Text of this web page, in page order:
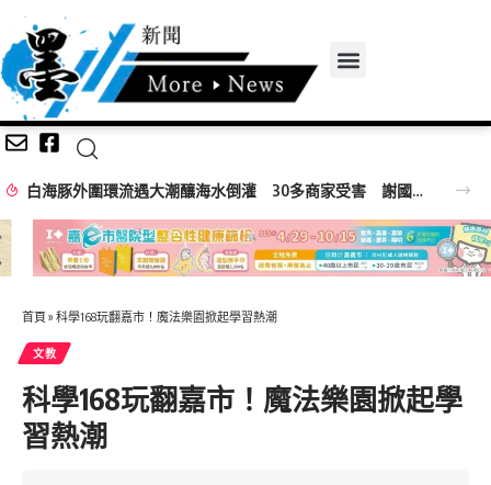
網友相約摩鐵愛愛因戴不戴套爭執女遭毆打 羅警意外查獲改造手槍送辦
首頁 » 科學168玩翻嘉市！魔法樂園掀起學習熱潮
文教
科學168玩翻嘉市！魔法樂園掀起學
習熱潮